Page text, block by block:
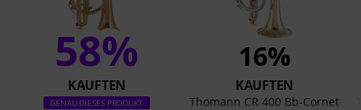
58%
KAUFTEN
GENAU DIESES PRODUKT
16%
KAUFTEN
Thomann CR 400 Bb-Cornet